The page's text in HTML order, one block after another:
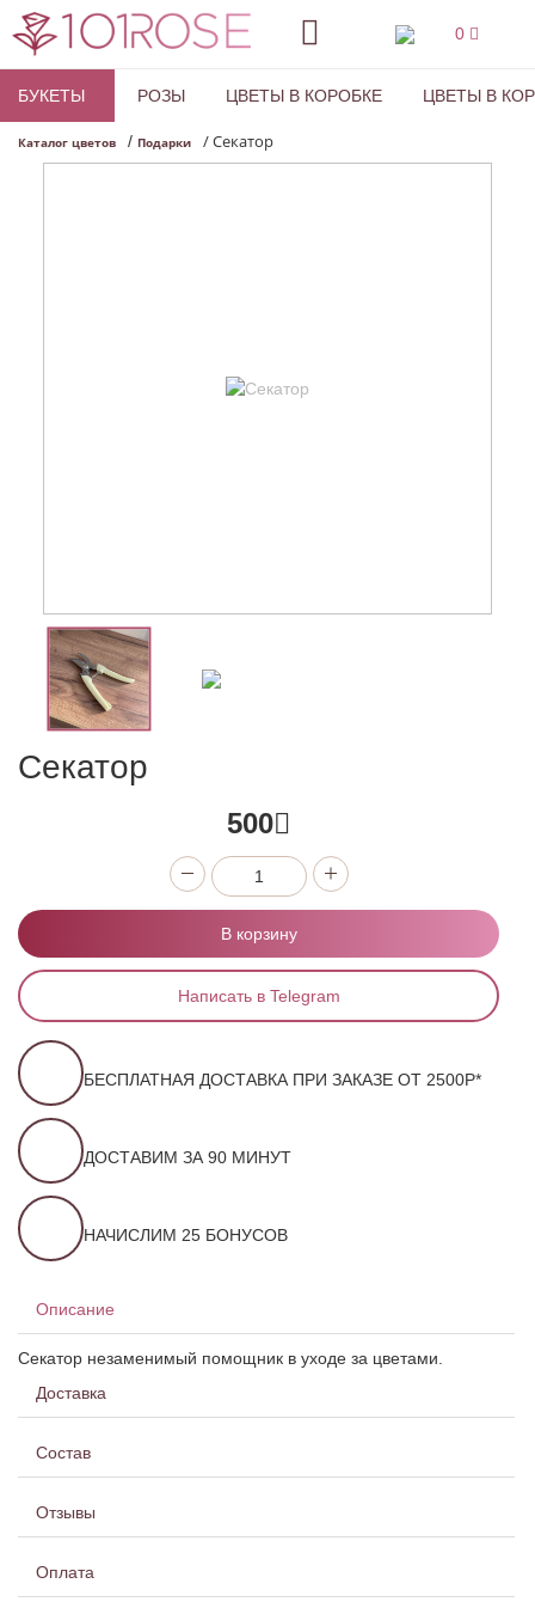
0
БУКЕТЫ РОЗЫ ЦВЕТЫ В КОРОБКЕ ЦВЕТЫ В
Каталог цветов / Подарки /Секатор
Секатор
500
В корзину
Написать в Telegram
БЕСПЛАТНАЯ ДОСТАВКА ПРИ ЗАКАЗЕ ОТ 2500Р*
ДОСТАВИМ ЗА 90 МИНУТ
НАЧИСЛИМ 25 БОНУСОВ
Описание
Секатор незаменимый помощник в уходе за цветами.
Доставка
Состав
Отзывы
Оплата